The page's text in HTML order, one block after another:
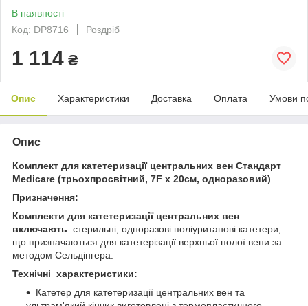
В наявності
Код: DP8716
Роздріб
1 114 ₴
Опис Характеристики Доставка Оплата Умови
Опис
Комплект для катетеризації центральних вен Стандарт
Medicare (трьохпросвітний, 7F x 20см, одноразовий)
Призначення:
Комплекти для катетеризації центральних вен
включають стерильні, одноразові поліуританові катетери,
що призначаються для катетерізації верхньої полої вени за
методом Сельдінгера.
Технічні характеристики:
Катетер для катетеризації центральних вен та